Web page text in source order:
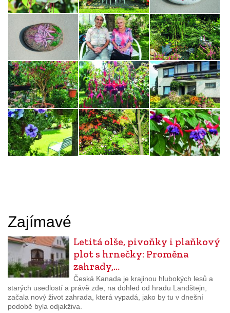
Zajímavé
Letitá olše, pivoňky i plaňkový
plot s hrnečky: Proměna
zahrady,…
Česká Kanada je krajinou hlubokých lesů a
starých usedlostí a právě zde, na dohled od hradu Landštejn,
začala nový život zahrada, která vypadá, jako by tu v dnešní
podobě byla odjakživa.